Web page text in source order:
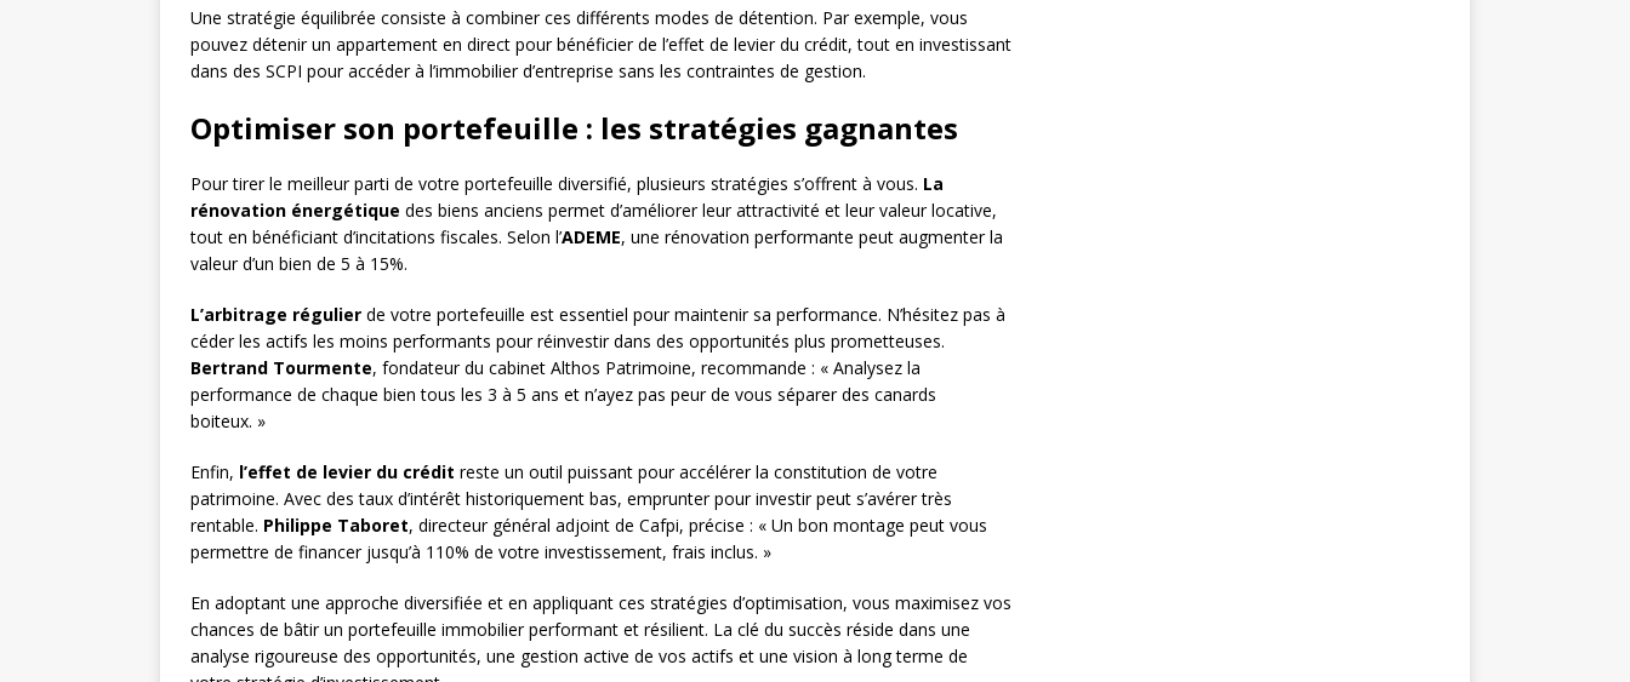
Une stratégie équilibrée consiste à combiner ces différents modes de détention. Par exemple, vous
pouvez détenir un appartement en direct pour bénéficier de l’effet de levier du crédit, tout en investissant
dans des SCPI pour accéder à l’immobilier d’entreprise sans les contraintes de gestion.
Optimiser son portefeuille : les stratégies gagnantes
Pour tirer le meilleur parti de votre portefeuille diversifié, plusieurs stratégies s’offrent à vous. La
rénovation énergétique des biens anciens permet d’améliorer leur attractivité et leur valeur locative,
tout en bénéficiant d’incitations fiscales. Selon l’ADEME, une rénovation performante peut augmenter la
valeur d’un bien de 5 à 15%.
L’arbitrage régulier de votre portefeuille est essentiel pour maintenir sa performance. N’hésitez pas à
céder les actifs les moins performants pour réinvestir dans des opportunités plus prometteuses.
Bertrand Tourmente, fondateur du cabinet Althos Patrimoine, recommande : « Analysez la
performance de chaque bien tous les 3 à 5 ans et n’ayez pas peur de vous séparer des canards
boiteux. »
Enfin, l’effet de levier du crédit reste un outil puissant pour accélérer la constitution de votre
patrimoine. Avec des taux d’intérêt historiquement bas, emprunter pour investir peut s’avérer très
rentable. Philippe Taboret, directeur général adjoint de Cafpi, précise : « Un bon montage peut vous
permettre de financer jusqu’à 110% de votre investissement, frais inclus. »
En adoptant une approche diversifiée et en appliquant ces stratégies d’optimisation, vous maximisez vos
chances de bâtir un portefeuille immobilier performant et résilient. La clé du succès réside dans une
analyse rigoureuse des opportunités, une gestion active de vos actifs et une vision à long terme de